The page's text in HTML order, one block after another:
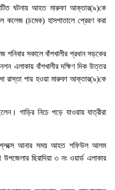
ঘটনায় আহত মারুফা আক্তার(৯)কে
কলেজ (চমেক) হাসপাতালে প্রেরণ করা
শনিবার সকালে বাঁশখালীর প্রধান সড়কের
এলাকায় বাঁশখালীর দক্ষিণ দিক উত্তর
রাস্তা পার হওয়া মারুফা আক্তার(৯)কে
গাড়ির নিচে পড়ে যাওয়ায় যাত্রীরা
আনার সময় আহত শফিউল আলম
ছিরাদিয়া ৩ নং ওয়ার্ড এলাকার